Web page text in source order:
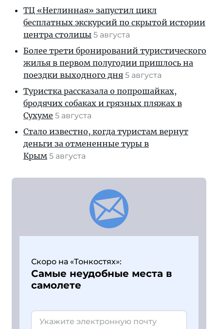
ТЦ «Неглинная» запустил цикл
бесплатных экскурсий по скрытой истории
центра столицы 5 августа
Более трети бронирований туристического
жилья в первом полугодии пришлось на
поездки выходного дня 5 августа
Туристка рассказала о попрошайках,
бродячих собаках и грязных пляжах в
Сухуме 5 августа
Стало известно, когда туристам вернут
деньги за отмененные туры в
Крым 5 августа
Скоро на «Тонкостях»:
Самые неудобные места в
самолете